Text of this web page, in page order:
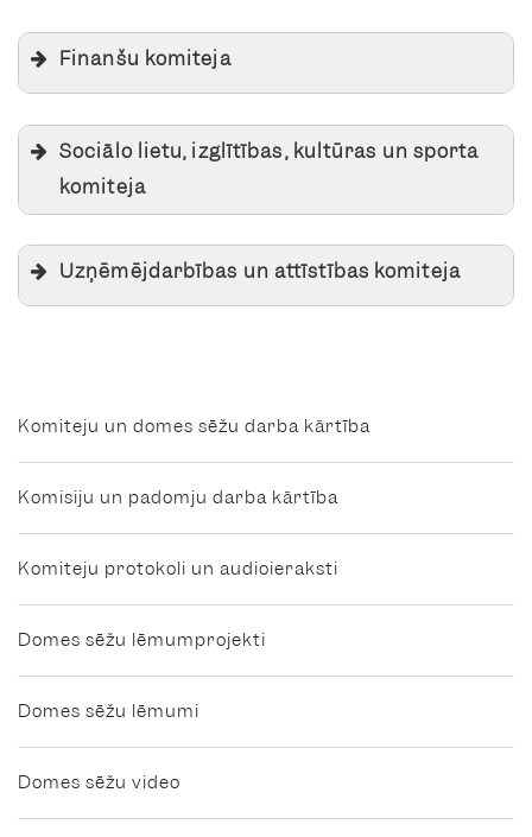
Finanšu komiteja
Inese Astaševska – komitejas
priekšsēdētāja
Artis Roberts – komitejas
priekšsēdētājas vietnieks
Sociālo lietu, izglītības, kultūras un sporta
komiteja
Ruta Karloviča – komitejas
priekšsēdētāja
Uzņēmējdarbības un attīstības komiteja
Kaspars Upenieks– komitejas
Komiteju un domes sēžu darba kārtība
Komisiju un padomju darba kārtība
Komiteju protokoli un audioieraksti
Domes sēžu lēmumprojekti
Domes sēžu lēmumi
Domes sēžu video